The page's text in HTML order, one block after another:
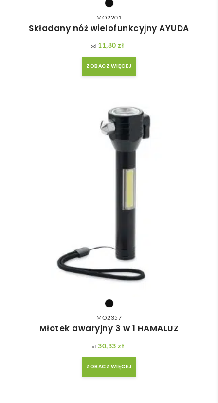
MO2201
Składany nóż wielofunkcyjny AYUDA
11,80zł
ZOBACZ WIĘCEJ
MO2357
Młotek awaryjny 3 w 1 HAMALUZ
30,33zł
ZOBACZ WIĘCEJ